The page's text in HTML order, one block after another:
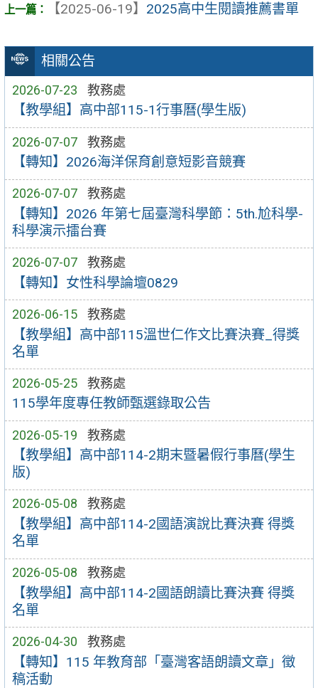
相關公告
2026-07-23 教務處
【教學組】高中部115-1行事曆(學生版)
2026-07-07 教務處
【轉知】2026海洋保育創意短影音競賽
2026-07-07 教務處
【轉知】2026 年第七屆臺灣科學節：5th.尬科學-
科學演示擂台賽
2026-07-07 教務處
【轉知】女性科學論壇0829
2026-06-15 教務處
【教學組】高中部115溫世仁作文比賽決賽_得獎
名單
2026-05-25 教務處
115學年度專任教師甄選錄取公告
2026-05-19 教務處
【教學組】高中部114-2期末暨暑假行事曆(學生
版)
2026-05-08 教務處
【教學組】高中部114-2國語演說比賽決賽 得獎
名單
2026-05-08 教務處
【教學組】高中部114-2國語朗讀比賽決賽 得獎
名單
2026-04-30 教務處
【轉知】115 年教育部「臺灣客語朗讀文章」徵
稿活動
【2025-06-19】 2025高中生閱讀推薦書單